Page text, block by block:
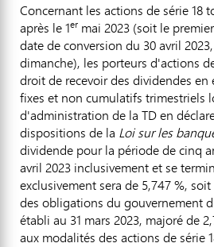
Concernant les actions de série 18
après le 1er mai 2023 (soit le
date de conversion du 30 avril
dimanche), les porteurs d'actions
droit de recevoir des dividendes en
fixes et non cumulatifs trimestriels
d'administration de la TD en
dispositions de la Loi sur les
dividende pour la période de cinq
avril 2023 inclusivement et se
exclusivement sera de 5,747 %,
des obligations du gouvernement
établi au 31 mars 2023, majoré de
aux modalités des actions de série